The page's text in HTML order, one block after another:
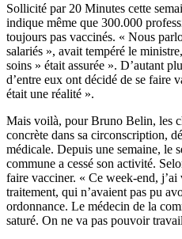
Sollicité par 20 Minutes cette
indique même que 300.000
toujours pas vaccinés. « Nous
salariés », avait tempéré le
soins » était assurée ». D’autant
d’entre eux ont décidé de se faire
était une réalité ».
Mais voilà, pour Bruno Belin, les
concrète dans sa circonscription,
médicale. Depuis une semaine, le
commune a cessé son activité.
faire vacciner. « Ce week-end,
traitement, qui n’avaient pas pu
ordonnance. Le médecin de la
saturé. On ne va pas pouvoir